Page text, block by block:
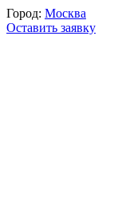
Город: Москва
Оставить заявку